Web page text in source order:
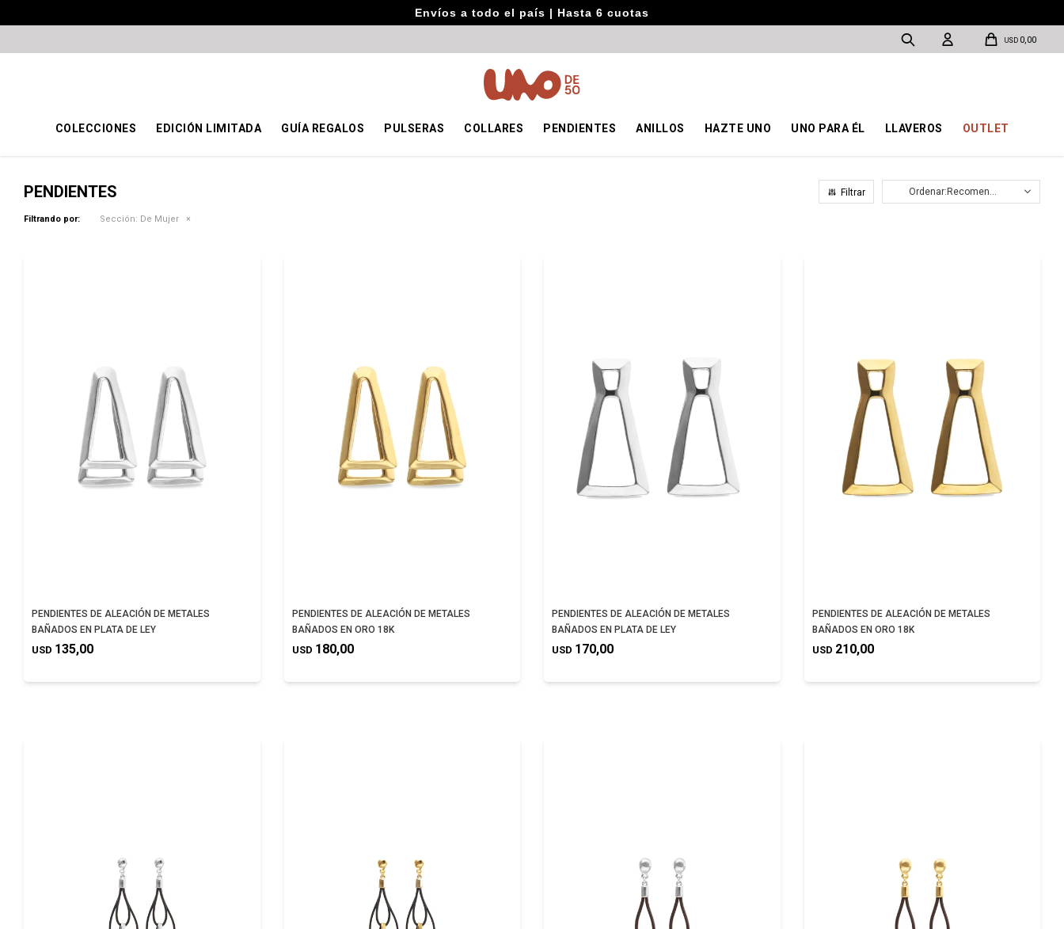
Envíos a todo el país | Hasta 6 cuotas
COLECCIONES EDICIÓN LIMITADA GUÍA REGALOS PULSERAS COLLARES PENDIENTES ANILLOS HAZTE UNO UNO PARA ÉL LLAVEROS OUTLET
USD 0,00
PENDIENTES Recomendados
Filtrando por: Sección: De Mujer
PENDIENTES DE ALEACIÓN DE METALES
BAÑADOS EN PLATA DE LEY
USD 135,00
PENDIENTES DE ALEACIÓN DE METALES
BAÑADOS EN ORO 18K
USD 180,00
PENDIENTES DE ALEACIÓN DE METALES
BAÑADOS EN PLATA DE LEY
USD 170,00
PENDIENTES DE ALEACIÓN DE METALES
BAÑADOS EN ORO 18K
USD 210,00